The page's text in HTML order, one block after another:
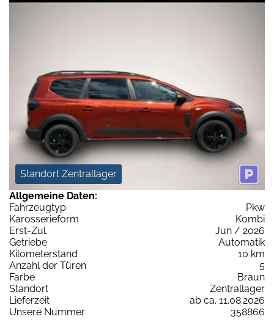
Standort Zentrallager
Allgemeine Daten:
Fahrzeugtyp
Pkw
Karosserieform
Kombi
Erst-Zul.
Jun / 2026
Getriebe
Automatik
Kilometerstand
10 km
Anzahl der Türen
5
Farbe
Braun
Standort
Zentrallager
Lieferzeit
ab ca. 11.08.2026
Unsere Nummer
358866